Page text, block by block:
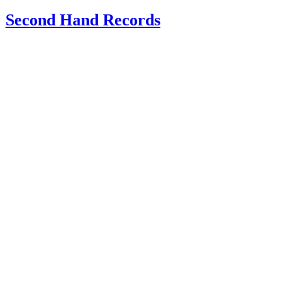
Second Hand Records